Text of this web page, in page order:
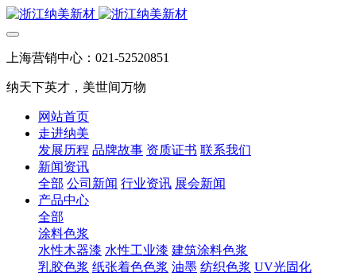
上海营销中心：021-52520851
纳天下英才，美世间万物
网站首页
走进纳美
发展历程 品牌故事 资质证书 联系我们
新闻资讯
全部 公司新闻 行业资讯 展会新闻
产品中心
全部
涂料色浆
水性木器漆 水性工业漆 建筑涂料色浆
乳胶色浆 纸张着色色浆 油墨 纺织色浆 UV光固化